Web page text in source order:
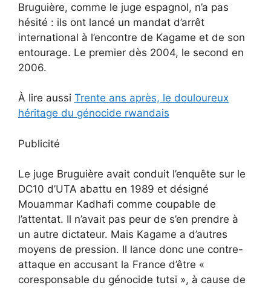
Bruguière, comme le juge espagnol, n’a pas
hésité : ils ont lancé un mandat d’arrêt
international à l’encontre de Kagame et de son
entourage. Le premier dès 2004, le second en
2006.
À lire aussi Trente ans après, le douloureux
héritage du génocide rwandais
Publicité
Le juge Bruguière avait conduit l’enquête sur le
DC10 d’UTA abattu en 1989 et désigné
Mouammar Kadhafi comme coupable de
l’attentat. Il n’avait pas peur de s’en prendre à
un autre dictateur. Mais Kagame a d’autres
moyens de pression. Il lance donc une contre-
attaque en accusant la France d’être «
coresponsable du génocide tutsi », à cause de